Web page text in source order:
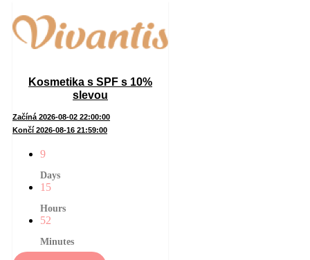
Kosmetika s SPF s 10%
slevou
Začíná 2026-08-02 22:00:00
Končí 2026-08-16 21:59:00
9
Days
15
Hours
52
Minutes